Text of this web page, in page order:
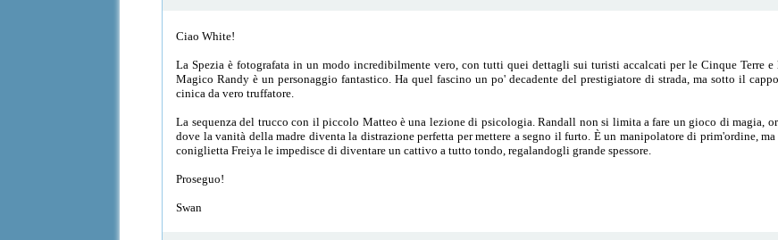
Ciao White!
La Spezia è fotografata in un modo incredibilmente vero, con tutti quei dettagli sui turisti accalcati per le Cinque Terre e
Magico Randy è un personaggio fantastico. Ha quel fascino un po' decadente del prestigiatore di strada, ma sotto il
cinica da vero truffatore.
La sequenza del trucco con il piccolo Matteo è una lezione di psicologia. Randall non si limita a fare un gioco di magia,
dove la vanità della madre diventa la distrazione perfetta per mettere a segno il furto. È un manipolatore di prim'ordine,
coniglietta Freiya le impedisce di diventare un cattivo a tutto tondo, regalandogli grande spessore.
Proseguo!
Swan